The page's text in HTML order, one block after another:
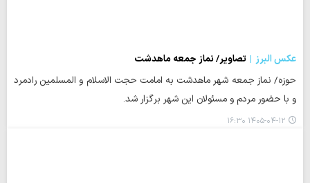
عکس البرز
تصاویر/ نماز جمعه ماهدشت
حوزه/ نماز جمعه شهر ماهدشت به امامت حجت الاسلام و المسلمین رادمرد
و با حضور مردم و مسئولان این شهر برگزار شد.
۱۴۰۵-۰۴-۱۲ ۱۶:۳۰